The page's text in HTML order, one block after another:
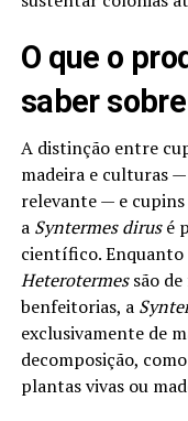
O que o
saber
A distinção entre
madeira e culturas
relevante — e
a Syntermes dirusé
científico. Enquanto
Heterotermessão de
benfeitorias, a
exclusivamente de
decomposição,
plantas vivas ou